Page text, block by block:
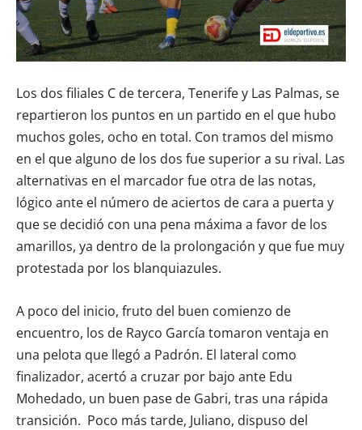
Los dos filiales C de tercera, Tenerife y Las Palmas, se
repartieron los puntos en un partido en el que hubo
muchos goles, ocho en total. Con tramos del mismo
en el que alguno de los dos fue superior a su rival. Las
alternativas en el marcador fue otra de las notas,
lógico ante el número de aciertos de cara a puerta y
que se decidió con una pena máxima a favor de los
amarillos, ya dentro de la prolongación y que fue muy
protestada por los blanquiazules.
A poco del inicio, fruto del buen comienzo de
encuentro, los de Rayco García tomaron ventaja en
una pelota que llegó a Padrón. El lateral como
finalizador, acertó a cruzar por bajo ante Edu
Mohedado, un buen pase de Gabri, tras una rápida
transición. Poco más tarde, Juliano, dispuso del